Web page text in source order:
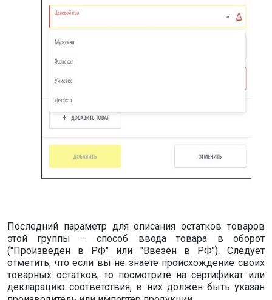
Последний параметр для описания остатков товаров
этой группы – способ ввода товара в оборот
("Произведен в РФ" или "Ввезен в РФ"). Следует
отметить, что если вы не знаете происхождение своих
товарных остатков, то посмотрите на сертификат или
декларацию соответствия, в них должен быть указан